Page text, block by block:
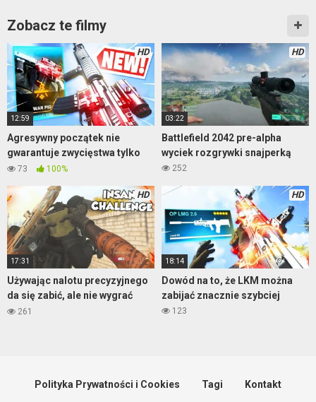
Zobacz te filmy
HD
12:59
Agresywny początek nie
gwarantuje zwycięstwa tylko
sporo killi
Warzone
73 100%
HD
03:22
Battlefield 2042 pre-alpha
wyciek rozgrywki snajperką
252
HD
17:31
Używając nalotu precyzyjnego
da się zabić, ale nie wygrać
mecz
261
HD
18:14
Dowód na to, że LKM można
zabijać znacznie szybciej
123
Polityka Prywatności i Cookies Tagi Kontakt